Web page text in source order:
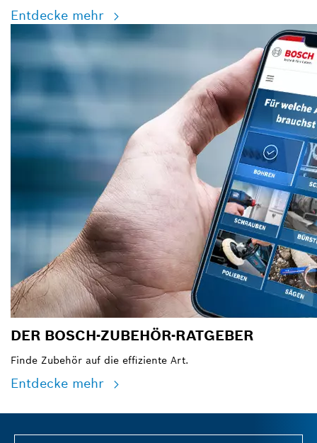
Entdecke mehr
DER BOSCH-ZUBEHÖR-RATGEBER
Finde Zubehör auf die effiziente Art.
Entdecke mehr